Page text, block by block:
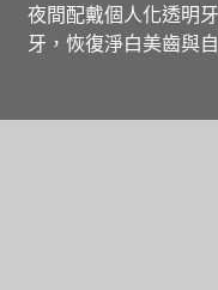
夜間配戴個人化透明
牙，恢復淨白美齒與